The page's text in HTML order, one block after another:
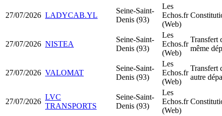
27/07/2026 LADYCAB.YL
Seine-Saint-
Denis (93)
Les
Echos.fr
(Web)
27/07/2026 NISTEA
Seine-Saint-
Denis (93)
Les
Echos.fr
(Web)
Transfert
même
27/07/2026 VALOMAT
Seine-Saint-
Denis (93)
Les
Echos.fr
(Web)
Transfert
autre
27/07/2026
LVC
TRANSPORTS
Seine-Saint-
Denis (93)
Les
Echos.fr
(Web)